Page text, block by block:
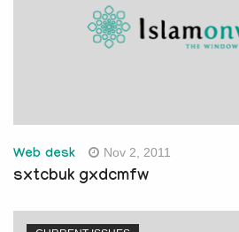
Web desk Nov 2, 2011
sxtcbuk gxdcmfw